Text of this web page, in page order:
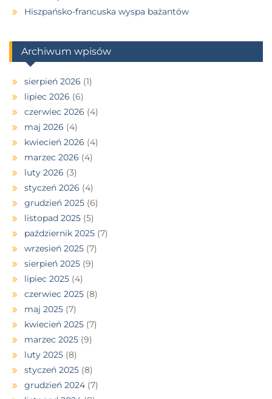
Hiszpańsko-francuska wyspa bażantów
Archiwum wpisów
sierpień 2026 (1)
lipiec 2026 (6)
czerwiec 2026 (4)
maj 2026 (4)
kwiecień 2026 (4)
marzec 2026 (4)
luty 2026 (3)
styczeń 2026 (4)
grudzień 2025 (6)
listopad 2025 (5)
październik 2025 (7)
wrzesień 2025 (7)
sierpień 2025 (9)
lipiec 2025 (4)
czerwiec 2025 (8)
maj 2025 (7)
kwiecień 2025 (7)
marzec 2025 (9)
luty 2025 (8)
styczeń 2025 (8)
grudzień 2024 (7)